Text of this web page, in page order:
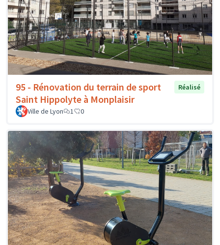
95 - Rénovation du terrain de sport
Saint Hippolyte à Monplaisir
Réalisé
Ville de Lyon 1 0